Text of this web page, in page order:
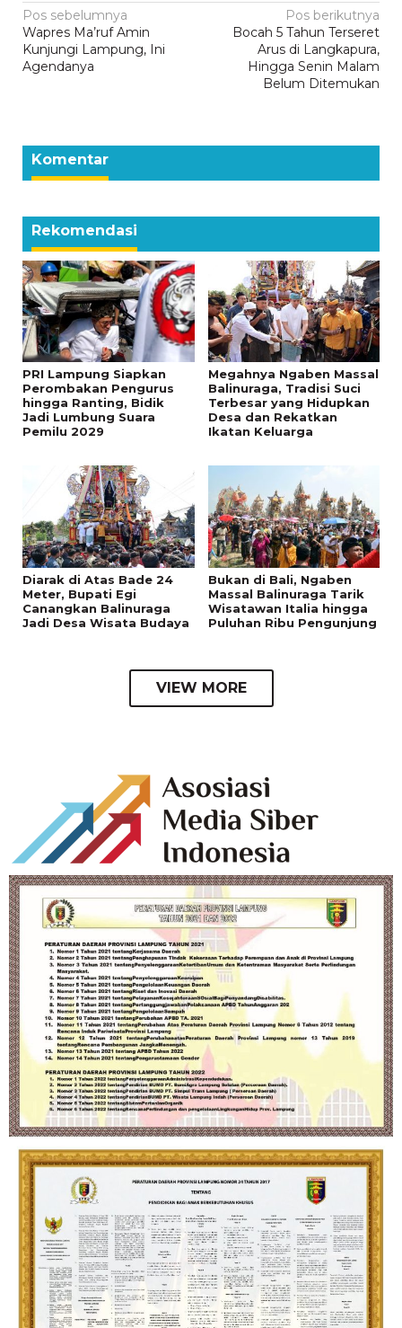
Navigasi
pos
Pos sebelumnya
Wapres Ma’ruf Amin
Kunjungi Lampung, Ini
Agendanya
Pos berikutnya
Bocah 5 Tahun Terseret
Arus di Langkapura,
Hingga Senin Malam
Belum Ditemukan
Komentar
Rekomendasi
PRI Lampung Siapkan
Perombakan Pengurus
hingga Ranting, Bidik
Jadi Lumbung Suara
Pemilu 2029
Megahnya Ngaben Massal
Balinuraga, Tradisi Suci
Terbesar yang Hidupkan
Desa dan Rekatkan
Ikatan Keluarga
Diarak di Atas Bade 24
Meter, Bupati Egi
Canangkan Balinuraga
Jadi Desa Wisata Budaya
Bukan di Bali, Ngaben
Massal Balinuraga Tarik
Wisatawan Italia hingga
Puluhan Ribu Pengunjung
VIEW MORE